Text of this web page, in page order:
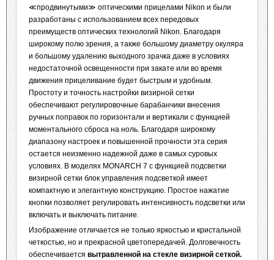
≪продвинутыми≫ оптическими прицелами Nikon и были
разработаны с использованием всех передовых
преимуществ оптических технологий Nikon. Благодаря
широкому полю зрения, а также большому диаметру окуляра
и большому удалению выходного зрачка даже в условиях
недостаточной освещенности при закате или во время
движения прицеливание будет быстрым и удобным.
Простоту и точность настройки визирной сетки
обеспечивают регулировочные барабанчики внесения
ручных поправок по горизонтали и вертикали с функцией
моментального сброса на ноль. Благодаря широкому
диапазону настроек и повышенной прочности эта серия
остается неизменно надежной даже в самых суровых
условиях. В моделях MONARCH 7 с функцией подсветки
визирной сетки блок управления подсветкой имеет
компактную и элегантную конструкцию. Простое нажатие
кнопки позволяет регулировать интенсивность подсветки или
включать и выключать питание.
Изображение отличается не только яркостью и кристальной
четкостью, но и прекрасной цветопередачей. Долговечность
обеспечивается вытравленной на стекле визирной сеткой.